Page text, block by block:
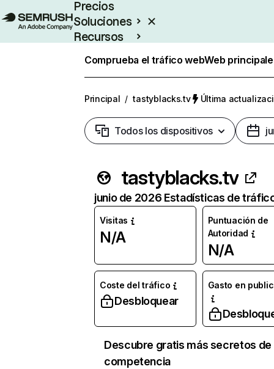
Precios
Soluciones
Recursos
Comprueba el tráfico webWeb
Principal / tastyblacks.tv Última
Todos los dispositivos
tastyblacks.tv
junio de 2026 Estadísticas de
Visitas
N/A
Puntuación de
Autoridad
N/A
Coste del tráfico
Desbloquear
Gasto en
Descubre gratis más secretos de
competencia